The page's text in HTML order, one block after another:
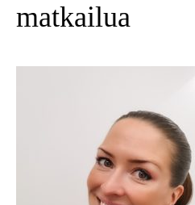
matkailua